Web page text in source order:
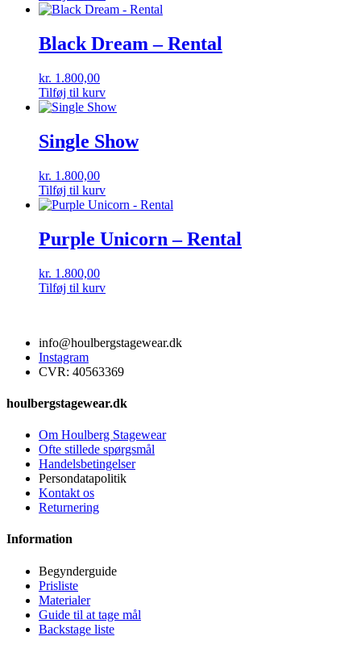
Black Dream – Rental
kr. 1.800,00
Tilføj til kurv
Single Show
kr. 1.800,00
Tilføj til kurv
Purple Unicorn – Rental
kr. 1.800,00
Tilføj til kurv
info@houlbergstagewear.dk
Instagram
CVR: 40563369
houlbergstagewear.dk
Om Houlberg Stagewear
Ofte stillede spørgsmål
Handelsbetingelser
Persondatapolitik
Kontakt os
Returnering
Information
Begynderguide
Prisliste
Materialer
Guide til at tage mål
Backstage liste